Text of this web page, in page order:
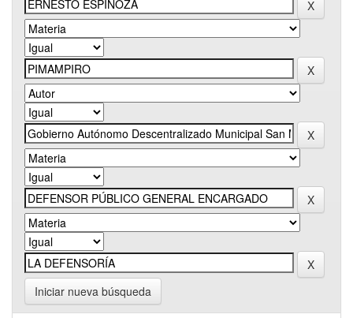
Iniciar nueva búsqueda